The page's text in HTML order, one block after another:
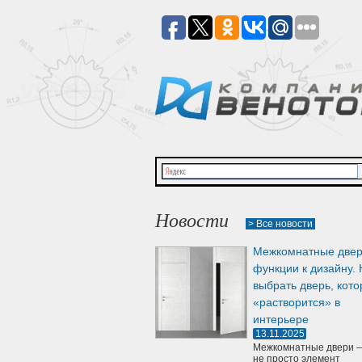
Новости > Все новости
Межкомнатные
функции к дизайну.
выбрать дверь,
«растворится» в
интерьере
13.11.2025
Межкомнатные двери
не просто элемент